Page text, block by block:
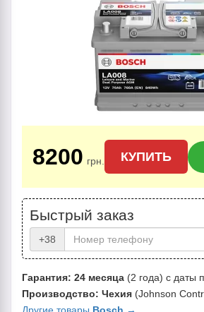
8200 грн. КУПИТЬ
Быстрый заказ
+38
Гарантия: 24 месяца (2 года) с даты
Производство: Чехия (Johnson